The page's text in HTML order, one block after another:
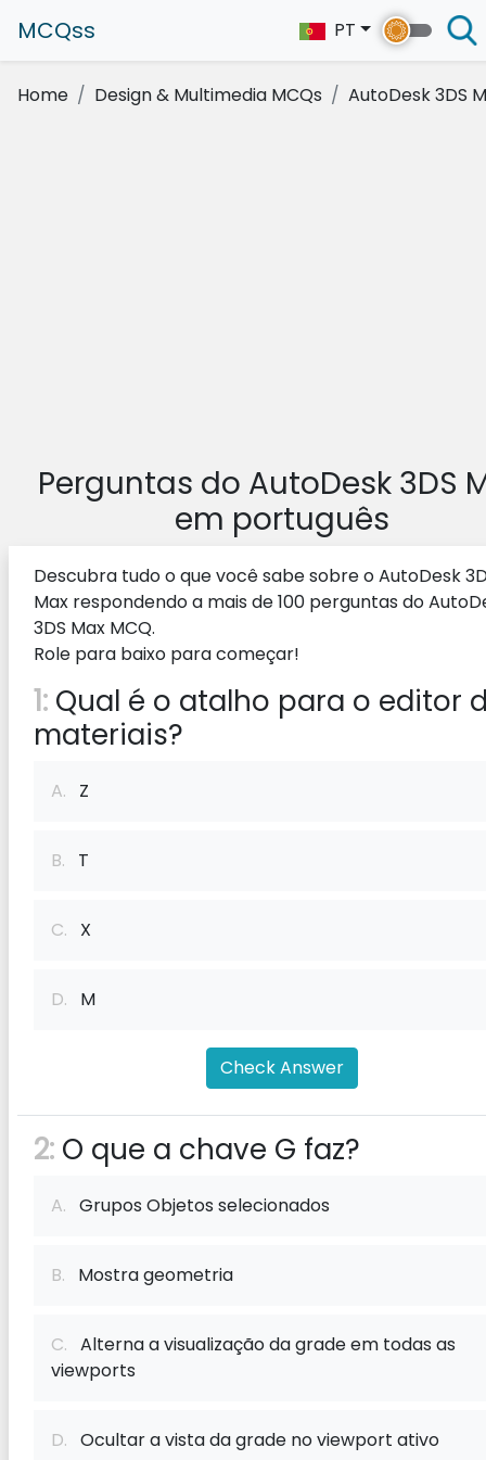
MCQss PT
Home Design & Multimedia MCQs AutoDesk 3DS
Perguntas do AutoDesk 3DS
em português
Descubra tudo o que você sabe sobre o AutoDesk
Max respondendo a mais de 100 perguntas do
3DS Max MCQ.
Role para baixo para começar!
1: Qual é o atalho para o editor
materiais?
A. Z
B. T
C. X
D. M
Check Answer
2: O que a chave G faz?
A. Grupos Objetos selecionados
B. Mostra geometria
C. Alterna a visualização da grade em todas as
viewports
D. Ocultar a vista da grade no viewport ativo